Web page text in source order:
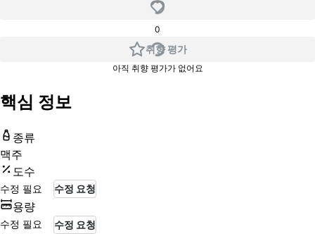
0
취향 평가
아직 취향 평가가 없어요
핵심 정보
종류
맥주
도수
수정 필요 수정 요청
용량
수정 필요 수정 요청